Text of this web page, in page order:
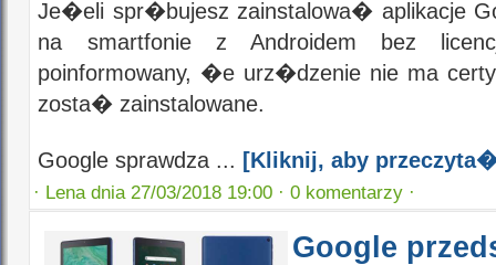
Je�eli spr�bujesz zainstalowa� aplikacje
na smartfonie z Androidem bez
poinformowany, �e urz�dzenie nie ma
zosta� zainstalowane.
Google sprawdza ... [Kliknij, aby
· Lena dnia 27/03/2018 19:00 ·0 komentarzy ·
Google